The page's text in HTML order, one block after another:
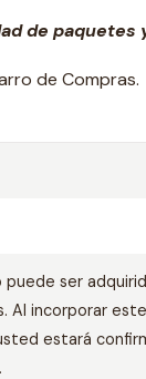
de paquetes
de Compras.
ser
Al incorporar
estará